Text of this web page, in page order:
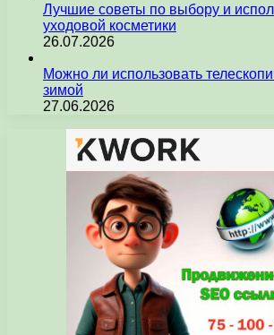
Лучшие советы по выбору и
уходовой косметики
26.07.2026
Можно ли использовать
зимой
27.06.2026